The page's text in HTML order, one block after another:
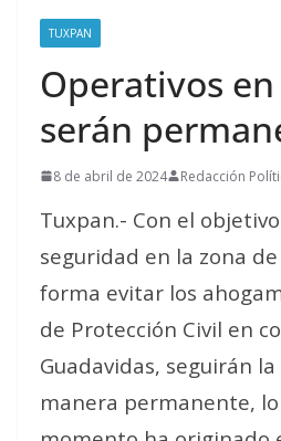
TUXPAN
Operativos
serán
8 de abril de 2024 Redacción
Tuxpan.- Con el
seguridad en la zona
forma evitar los
de Protección Civil en
Guadavidas, seguirán
manera permanente,